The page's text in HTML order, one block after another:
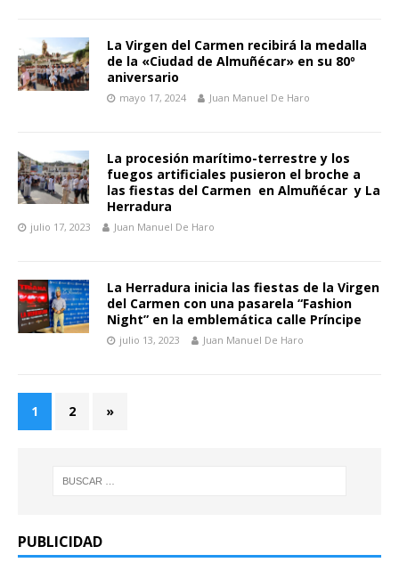
La Virgen del Carmen recibirá la medalla
de la «Ciudad de Almuñécar» en su 80º
aniversario
mayo 17, 2024 Juan Manuel De Haro
La procesión marítimo-terrestre y los
fuegos artificiales pusieron el broche a
las fiestas del Carmen en Almuñécar y La
Herradura
julio 17, 2023 Juan Manuel De Haro
La Herradura inicia las fiestas de la Virgen
del Carmen con una pasarela “Fashion
Night” en la emblemática calle Príncipe
julio 13, 2023 Juan Manuel De Haro
1 2 »
PUBLICIDAD